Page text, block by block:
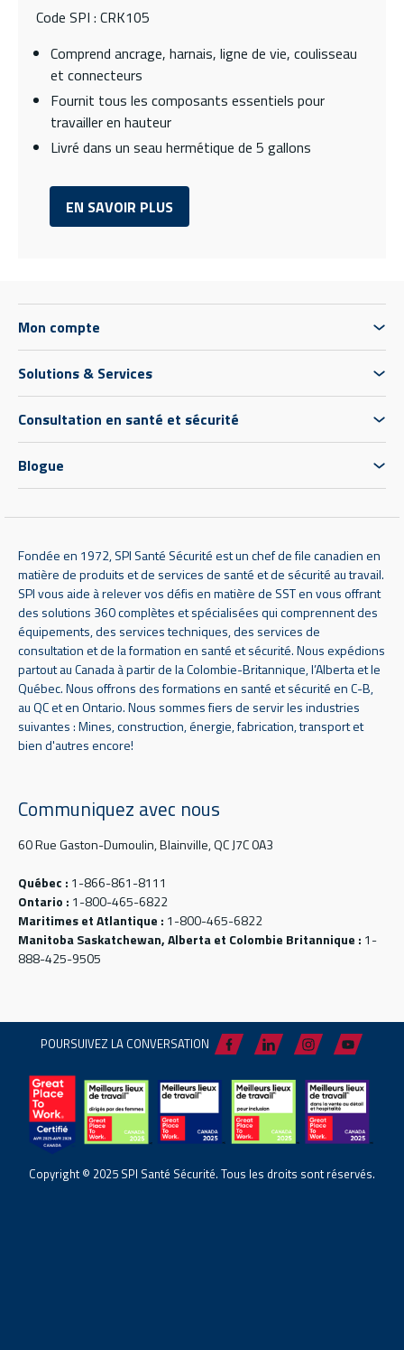
Code SPI : CRK105
Comprend ancrage, harnais, ligne de vie, coulisseau
et connecteurs
Fournit tous les composants essentiels pour
travailler en hauteur
Livré dans un seau hermétique de 5 gallons
EN SAVOIR PLUS
Mon compte
Solutions & Services
Consultation en santé et sécurité
Blogue
Fondée en 1972, SPI Santé Sécurité est un chef de file canadien en
matière de produits et de services de santé et de sécurité au travail.
SPI vous aide à relever vos défis en matière de SST en vous offrant
des solutions 360 complètes et spécialisées qui comprennent des
équipements, des services techniques, des services de
consultation et de la formation en santé et sécurité. Nous expédions
partout au Canada à partir de la Colombie-Britannique, l’Alberta et le
Québec. Nous offrons des formations en santé et sécurité en C-B,
au QC et en Ontario. Nous sommes fiers de servir les industries
suivantes : Mines, construction, énergie, fabrication, transport et
bien d'autres encore!
Communiquez avec nous
60 Rue Gaston-Dumoulin, Blainville, QC J7C 0A3
Québec : 1-866-861-8111
Ontario : 1-800-465-6822
Maritimes et Atlantique : 1-800-465-6822
Manitoba Saskatchewan, Alberta et Colombie Britannique : 1-
888-425-9505
POURSUIVEZ LA CONVERSATION
Copyright © 2025 SPI Santé Sécurité. Tous les droits sont réservés.